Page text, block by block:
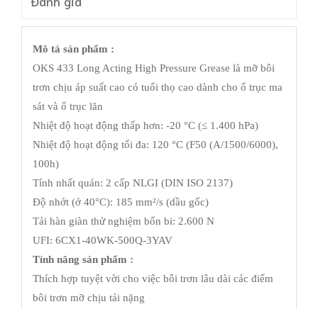
Mô tả sản phẩm :
OKS 433 Long Acting High Pressure Grease là mỡ bôi
trơn chịu áp suất cao có tuổi thọ cao dành cho ổ trục ma
sát và ổ trục lăn
Nhiệt độ hoạt động thấp hơn: -20 °C (≤ 1.400 hPa)
Nhiệt độ hoạt động tối đa: 120 °C (F50 (A/1500/6000),
100h)
Tính nhất quán: 2 cấp NLGI (DIN ISO 2137)
Độ nhớt (ở 40°C): 185 mm²/s (dầu gốc)
Tải hàn giàn thử nghiệm bốn bi: 2.600 N
UFI: 6CX1-40WK-500Q-3YAV
Tính năng sản phẩm :
Thích hợp tuyệt vời cho việc bôi trơn lâu dài các điểm
bôi trơn mỡ chịu tải nặng